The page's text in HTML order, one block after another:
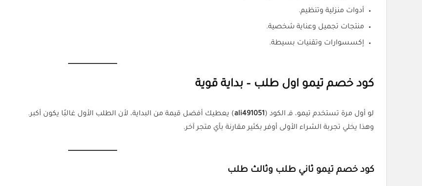
أدوات منزلية وتنظيم.
منتجات تجميل وعناية شخصية.
إكسسوارات وتقنيات بسيطة.
كود خصم تيمو اول طلب – بداية قوية
لو أول مرة تستخدم تيمو، فـ الكود (ali491051) يعطيك أفضل قيمة من البداية، لأن الطلب الأول غالبًا يكون أكبر.
وهذا يخلي تجربة الشراء الأولى أوفر بكثير مقارنة بأي متجر آخر.
كود خصم تيمو ثاني طلب وثالث طلب